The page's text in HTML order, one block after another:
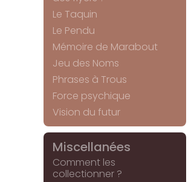
Le Taquin
Le Pendu
Mémoire de Marabout
Jeu des Noms
Phrases à Trous
Force psychique
Vision du futur
Miscellanées
Comment les
collectionner ?